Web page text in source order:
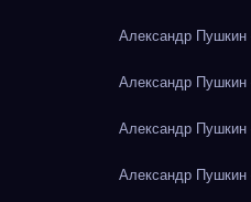
Александр
Александр
Александр
Александр